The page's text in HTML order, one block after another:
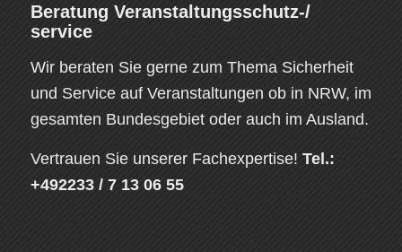
Beratung Veranstaltungsschutz-/
service
Wir beraten Sie gerne zum Thema Sicherheit
und Service auf Veranstaltungen ob in NRW, im
gesamten Bundesgebiet oder auch im Ausland.
Vertrauen Sie unserer Fachexpertise! Tel.:
+492233 / 7 13 06 55